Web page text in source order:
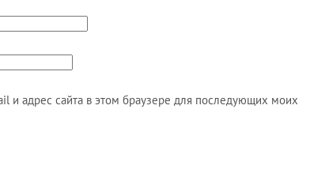
и адрес сайта в этом браузере для последующих моих